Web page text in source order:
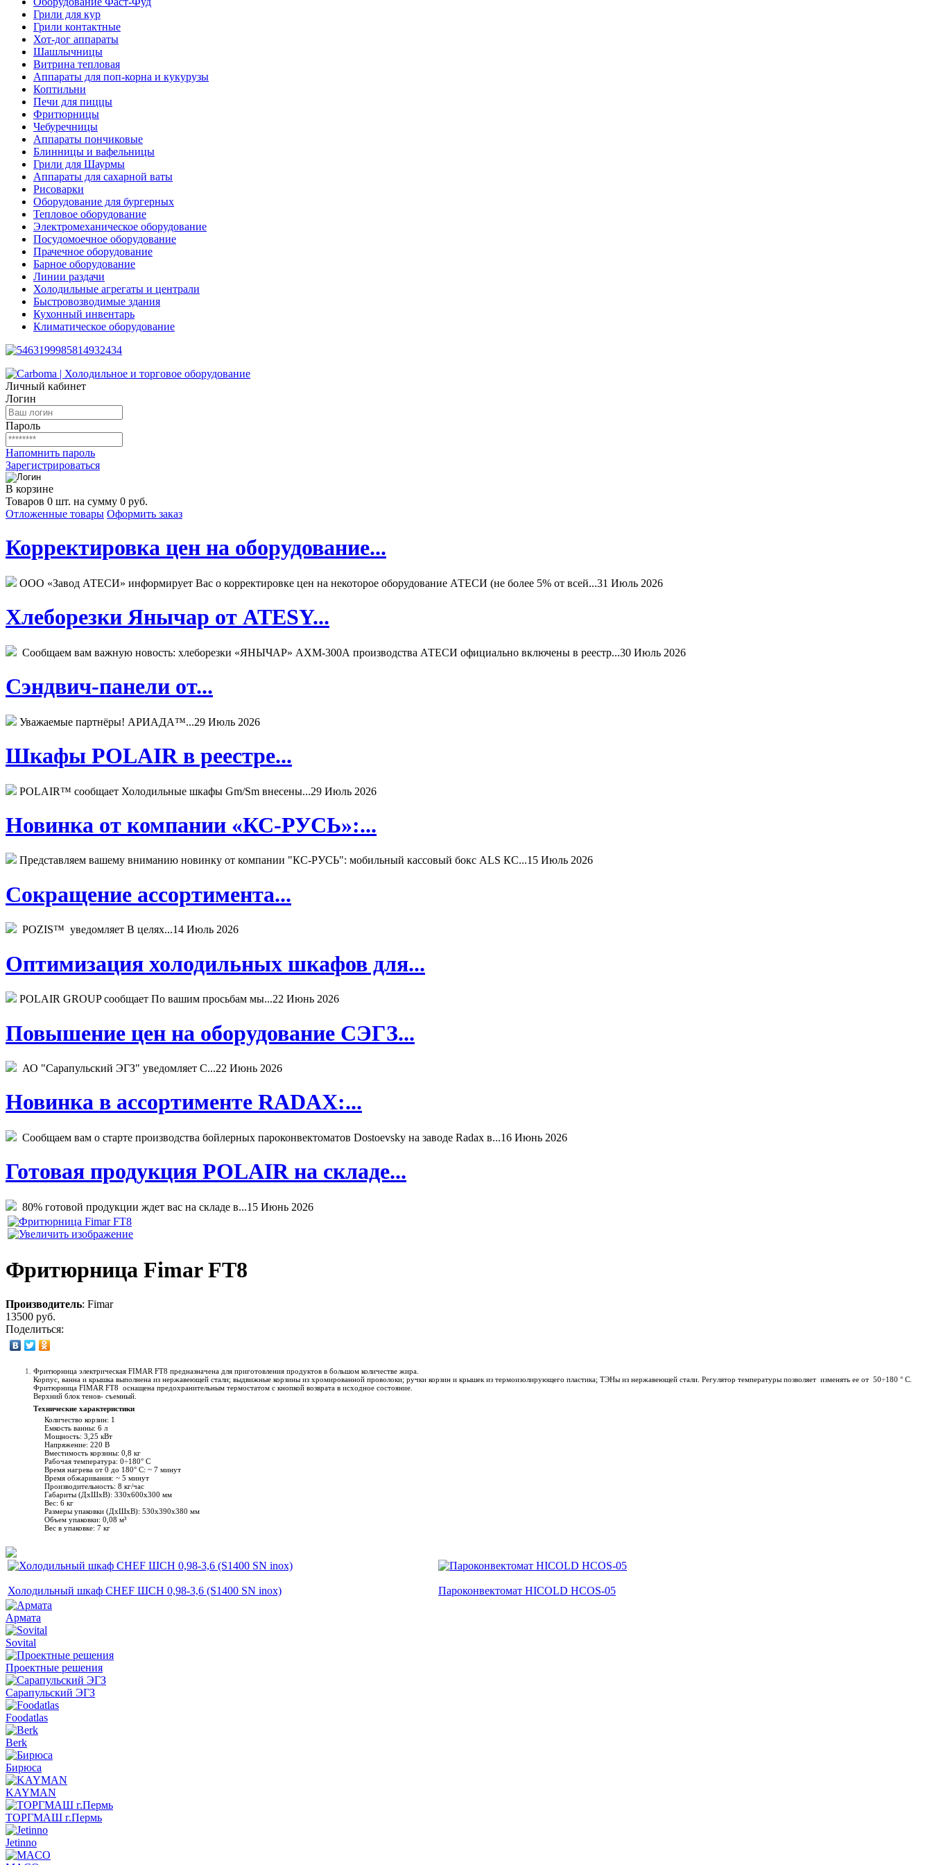
Грили для кур
Грили контактные
Хот-дог аппараты
Шашлычницы
Витрина тепловая
Аппараты для поп-корна и кукурузы
Коптильни
Печи для пиццы
Фритюрницы
Чебуречницы
Аппараты пончиковые
Блинницы и вафельницы
Грили для Шаурмы
Аппараты для сахарной ваты
Рисоварки
Оборудование для бургерных
Тепловое оборудование
Электромеханическое оборудование
Посудомоечное оборудование
Прачечное оборудование
Барное оборудование
Линии раздачи
Холодильные агрегаты и централи
Быстровозводимые здания
Кухонный инвентарь
Климатическое оборудование
Личный кабинет
Логин
Пароль
Напомнить пароль
Зарегистрироваться
В корзине
Товаров 0 шт. на сумму 0 руб.
Отложенные товары Оформить заказ
Корректировка цен на оборудование...
ООО «Завод АТЕСИ» информирует Вас о корректировке цен на некоторое оборудование АТЕСИ (не более 5% от всей...31 Июль 2026
Хлеборезки Янычар от ATESY...
Сообщаем вам важную новость: хлеборезки «ЯНЫЧАР» АХМ-300А производства АТЕСИ официально включены в реестр...30 Июль 2026
Сэндвич-панели от...
Уважаемые партнёры! АРИАДА™...29 Июль 2026
Шкафы POLAIR в реестре...
POLAIR™ сообщает Холодильные шкафы Gm/Sm внесены...29 Июль 2026
Новинка от компании «КС-РУСЬ»:...
Представляем вашему вниманию новинку от компании "КС-РУСЬ": мобильный кассовый бокс ALS КС...15 Июль 2026
Сокращение ассортимента...
POZIS™ уведомляет В целях...14 Июль 2026
Оптимизация холодильных шкафов для...
POLAIR GROUP сообщает По вашим просьбам мы...22 Июнь 2026
Повышение цен на оборудование СЭГЗ...
АО "Сарапульский ЭГЗ" уведомляет С...22 Июнь 2026
Новинка в ассортименте RADAX:...
Сообщаем вам о старте производства бойлерных пароконвектоматов Dostoevsky на заводе Radax в...16 Июнь 2026
Готовая продукция POLAIR на складе...
80% готовой продукции ждет вас на складе в...15 Июнь 2026
Фритюрница Fimar FT8
Производитель: Fimar
13500 руб.
Поделиться:
Фритюрница электрическая FIMAR FT8 предназначена для приготовления продуктов в большом количестве жира.
Корпус, ванна и крышка выполнена из нержавеющей стали; выдвижные корзины из хромированной проволоки; ручки корзин и крышек из термоизолирующего пластика; ТЭНы из нержавеющей стали. Регулятор температуры позволяет изменять ее от 50÷180 ° C.
Фритюрница FIMAR FT8 оснащена предохранительным термостатом с кнопкой возврата в исходное состояние.
Верхний блок тенов- съемный.
Технические характеристики
Количество корзин: 1
Емкость ванны: 6 л
Мощность: 3,25 кВт
Напряжение: 220 В
Вместимость корзины: 0,8 кг
Рабочая температура: 0÷180° C
Время нагрева от 0 до 180° C: ~ 7 минут
Время обжаривания: ~ 5 минут
Производительность: 8 кг/час
Габариты (ДхШхВ): 330x600х300 мм
Вес: 6 кг
Размеры упаковки (ДхШхВ): 530x390х380 мм
Объем упаковки: 0,08 м³
Вес в упаковке: 7 кг
Холодильный шкаф CHEF ШСН 0,98-3,6 (S1400 SN inox) Пароконвектомат HICOLD HCOS-05
Армата
Sovital
Проектные решения
Сарапульский ЭГЗ
Foodatlas
Berk
Бирюса
KAYMAN
ТОРГМАШ г.Пермь
Jetinno